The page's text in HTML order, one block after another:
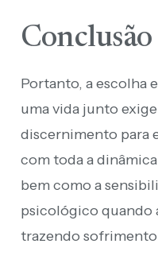
Conclusão
Portanto, a escolha
uma vida junto
discernimento para
com toda a
bem como a
psicológico quando
trazendo sofrimento